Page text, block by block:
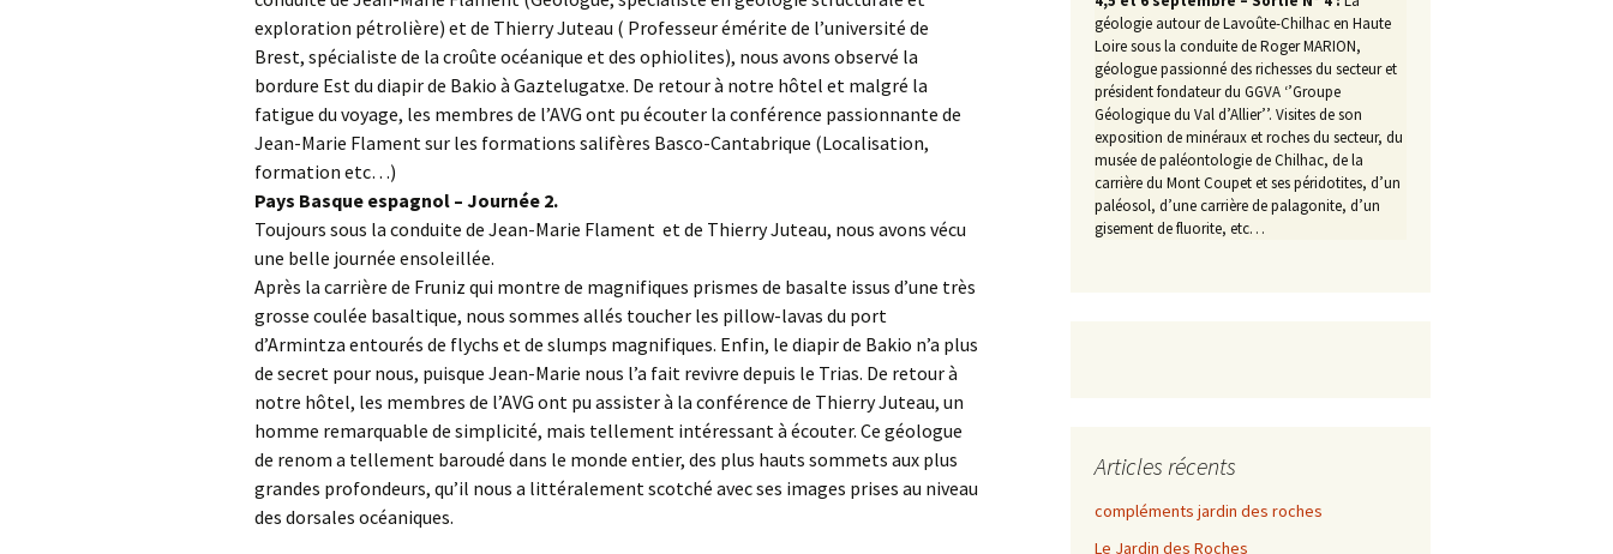
exploration pétrolière) et de Thierry Juteau ( Professeur émérite de l’université de
Brest, spécialiste de la croûte océanique et des ophiolites), nous avons observé la
bordure Est du diapir de Bakio à Gaztelugatxe. De retour à notre hôtel et malgré la
fatigue du voyage, les membres de l’AVG ont pu écouter la conférence passionnante de
Jean-Marie Flament sur les formations salifères Basco-Cantabrique (Localisation,
formation etc…)
Pays Basque espagnol – Journée 2.
Toujours sous la conduite de Jean-Marie Flament et de Thierry Juteau, nous avons vécu
une belle journée ensoleillée.
Après la carrière de Fruniz qui montre de magnifiques prismes de basalte issus d’une très
grosse coulée basaltique, nous sommes allés toucher les pillow-lavas du port
d’Armintza entourés de flychs et de slumps magnifiques. Enfin, le diapir de Bakio n’a plus
de secret pour nous, puisque Jean-Marie nous l’a fait revivre depuis le Trias. De retour à
notre hôtel, les membres de l’AVG ont pu assister à la conférence de Thierry Juteau, un
homme remarquable de simplicité, mais tellement intéressant à écouter. Ce géologue
de renom a tellement baroudé dans le monde entier, des plus hauts sommets aux plus
grandes profondeurs, qu’il nous a littéralement scotché avec ses images prises au niveau
des dorsales océaniques.
géologie autour de Lavoûte-Chilhac en Haute
Loire sous la conduite de Roger MARION,
géologue passionné des richesses du secteur et
président fondateur du GGVA ‘’Groupe
Géologique du Val d’Allier’’. Visites de son
exposition de minéraux et roches du secteur, du
musée de paléontologie de Chilhac, de la
carrière du Mont Coupet et ses péridotites, d’un
paléosol, d’une carrière de palagonite, d’un
gisement de fluorite, etc…
Articles récents
compléments jardin des roches
Le Jardin des Roches